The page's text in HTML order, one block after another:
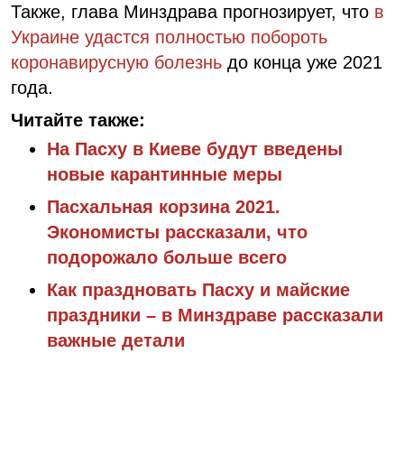
Также, глава Минздрава прогнозирует, что в
Украине удастся полностью побороть
коронавирусную болезнь до конца уже 2021
года.
Читайте также:
На Пасху в Киеве будут введены
новые карантинные меры
Пасхальная корзина 2021.
Экономисты рассказали, что
подорожало больше всего
Как праздновать Пасху и майские
праздники – в Минздраве рассказали
важные детали